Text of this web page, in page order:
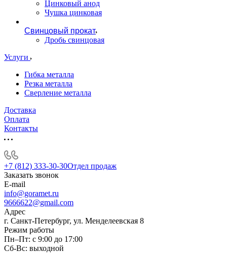
Цинковый анод
Чушка цинковая
Свинцовый прокат
Дробь свинцовая
Услуги
Гибка металла
Резка металла
Сверление металла
Доставка
Оплата
Контакты
+7 (812) 333-30-30Отдел продаж
Заказать звонок
E-mail
info@goramet.ru
9666622@gmail.com
Адрес
г. Санкт-Петербург, ул. Менделеевская 8
Режим работы
Пн–Пт: с 9:00 до 17:00
Сб-Вс: выходной